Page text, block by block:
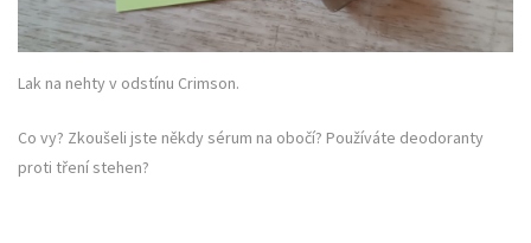
Lak na nehty v odstínu Crimson.
Co vy? Zkoušeli jste někdy sérum na obočí? Používáte deodoranty
proti tření stehen?